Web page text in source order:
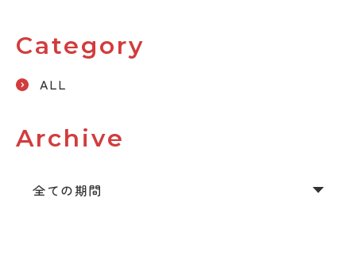
Category
ALL
Archive